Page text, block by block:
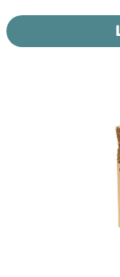
luftpuder.
Enkelt og
Miljøvenlig
Fleksibel